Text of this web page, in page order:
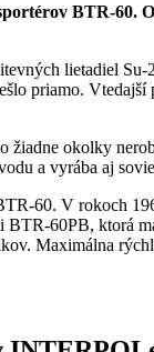
BTR-60.
lietadiel
priamo.
žiadne okolky
a vyrába aj
60. V rokoch
60PB, ktorá
Maximálna